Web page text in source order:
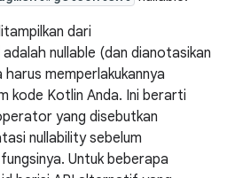
dari
adalah nullable (dan dianotasikan
harus memperlakukannya
kode Kotlin Anda. Ini berarti
yang disebutkan
nullability sebelum
Untuk beberapa